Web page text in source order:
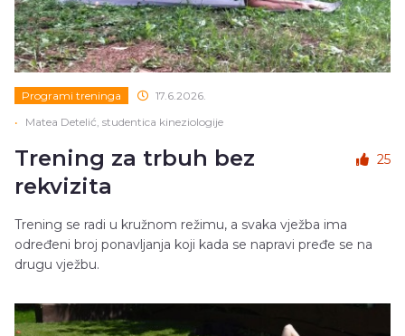
Programi treninga
17.6.2026.
•
Matea Detelić, studentica kineziologije
Trening za trbuh bez
rekvizita
25
Trening se radi u kružnom režimu, a svaka vježba ima
određeni broj ponavljanja koji kada se napravi pređe se na
drugu vježbu.